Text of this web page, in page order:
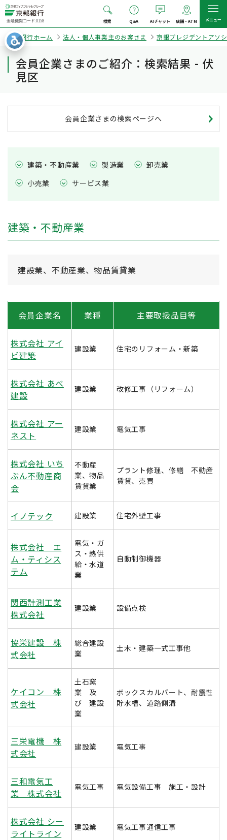
金融機関コード:0158 検索 Q&A AIチャット 店舗・ATM メニュー
京都銀行ホーム 法人・個人事業主のお客さま 京銀プレジデントアソ
会員企業さまのご紹介：検索結果 - 伏
見区
会員企業さまの検索ページへ
建築・不動産業 製造業
卸売業
小売業
サービス業
建築・不動産業
建設業、不動産業、物品賃貸業
会員企業名 業種 主要取扱品目等
株式会社 アイ
ビ建築
建設業 住宅のリフォーム・新築
株式会社 あべ
建設
建設業 改修工事（リフォーム）
株式会社 アー
ネスト
建設業 電気工事
株式会社 いち
ぶん不動産商
会
不動産
業、物品
賃貸業
プラント修理、修繕 不動産
賃貸、売買
イノテック 建設業 住宅外壁工事
株式会社 エ
ム・ティシス
テム
電気・ガ
ス・熱供
給・水道
業
自動制御機器
関西計測工業
株式会社
建設業 設備点検
協栄建設 株
式会社
総合建設
業
土木・建築一式工事他
ケイコン 株
式会社
土石窯
業 及
び 建設
業
ボックスカルバート、耐震性
貯水槽、道路側溝
三栄電機 株
式会社
建設業 電気工事
三和電気工
業 株式会社
電気工事 電気設備工事 施工・設計
株式会社 シー
ライトライン
建設業 電気工事通信工事